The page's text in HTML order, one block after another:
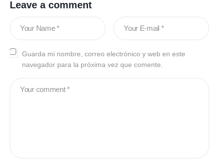
Leave a comment
Guarda mi nombre, correo electrónico y web en este
navegador para la próxima vez que comente.